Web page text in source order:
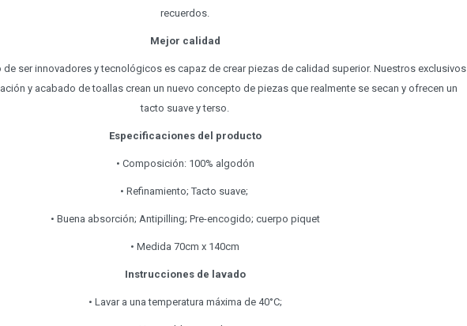
recuerdos.
Mejor calidad
ser innovadores y tecnológicos es capaz de crear piezas de calidad superior. Nuestros exclusivos
y acabado de toallas crean un nuevo concepto de piezas que realmente se secan y ofrecen un
tacto suave y terso.
Especificaciones del producto
• Composición: 100% algodón
• Refinamiento; Tacto suave;
• Buena absorción; Antipilling; Pre-encogido; cuerpo piquet
• Medida 70cm x 140cm
Instrucciones de lavado
• Lavar a una temperatura máxima de 40°C;